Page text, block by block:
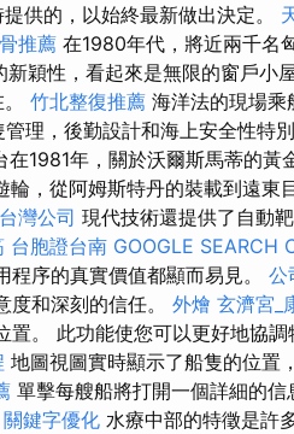
供的，以始終最新做出決定。
推薦 在1980年代，將近兩千名
穎性，看起來是無限的窗戶小
竹北整復推薦 海洋法的現場乘
理，後勤設計和海上安全性特
在1981年，關於沃爾斯馬蒂的黃
輪，從阿姆斯特丹的裝載到遠東
灣公司 現代技術還提供了自動
台胞證台南 GOOGLE SEARCH
序的真實價值都顯而易見。 公
度和深刻的信任。 外燴 玄濟宮_
置。 此功能使您可以更好地協
地圖視圖實時顯示了船隻的位置
單擊每艘船將打開一個詳細的
關鍵字優化 水療中部的特徵是許